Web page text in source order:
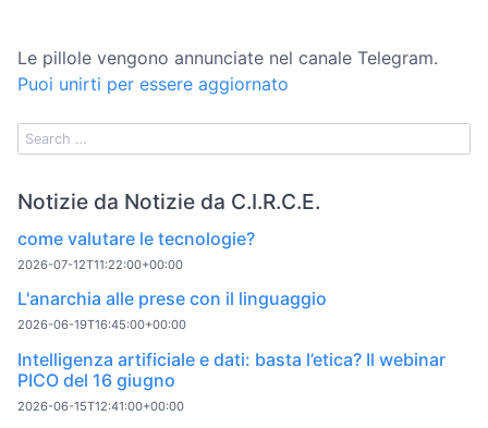
Le pillole vengono annunciate nel canale Telegram.
Puoi unirti per essere aggiornato
Notizie da Notizie da C.I.R.C.E.
come valutare le tecnologie?
2026-07-12T11:22:00+00:00
L'anarchia alle prese con il linguaggio
2026-06-19T16:45:00+00:00
Intelligenza artificiale e dati: basta l’etica? Il webinar
PICO del 16 giugno
2026-06-15T12:41:00+00:00